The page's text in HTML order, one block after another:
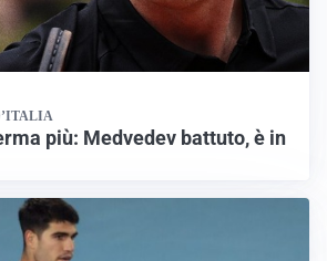
più: Medvedev battuto, è in